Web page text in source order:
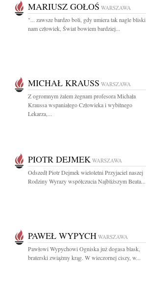
MARIUSZ GOŁOŚ WARSZAWA
"... zawsze bardzo boli, gdy umiera tak nagle bliski
nam człowiek, Świat bowiem bardziej...
MICHAŁ KRAUSS WARSZAWA
Z ogromnym żalem żegnam profesora Michała
Kraussa wspaniałego Człowieka i wybitnego
Lekarza,...
PIOTR DEJMEK WARSZAWA
Odszedł Piotr Dejmek wieloletni Przyjaciel naszej
Rodziny Wyrazy współczucia Najbliższym Beata...
PAWEŁ WYPYCH WARSZAWA
Pawłowi Wypychowi Ogniska już dogasa blask,
braterski zwiążmy krąg. W wieczornej ciszy, w...